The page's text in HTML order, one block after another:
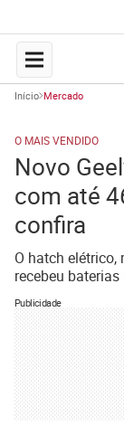
Início Mercado
O MAIS VENDIDO
Novo
com até
confira
O hatch
recebeu
Publicidade